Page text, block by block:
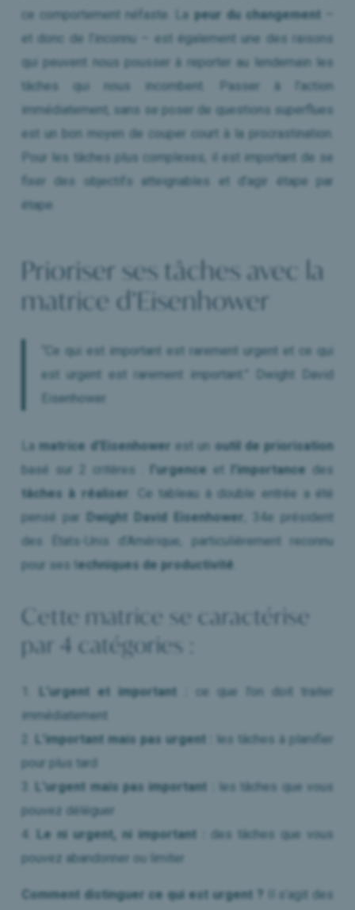
ce comportement néfaste. La peur du changement
et donc de l’inconnu – est également une des raisons
qui peuvent nous pousser à reporter au lendemain les
tâches qui nous incombent. Passer à l’action
immédiatement, sans se poser de questions superflues
est un bon moyen de couper court à la procrastination.
Pour les tâches plus complexes, il est important de se
fixer des objectifs atteignables et d’agir étape par
étape.
Prioriser ses tâches avec la
matrice d’Eisenhower
“Ce qui est important est rarement urgent et ce qui
est urgent est rarement important.” Dwight David
Eisenhower.
La matrice d’Eisenhower est un outil de priorisation
basé sur 2 critères :
l’urgence et l’importance des
tâches à réaliser
. Ce tableau à double entrée a été
pensé par
Dwight David Eisenhower
, 34e président
des États-Unis d’Amérique, particulièrement reconnu
pour ses techniques de productivité
Cette matrice se caractérise
par 4 catégories :
L’urgent et important :
ce que l’on doit traiter
immédiatement
L’important mais pas urgent :
les tâches à planifier
pour plus tard
L’urgent mais pas important :
les tâches que vous
pouvez déléguer
Le ni urgent, ni important :
des tâches que vous
pouvez abandonner ou limiter
Comment distinguer ce qui est urgent ? Il s’agit des